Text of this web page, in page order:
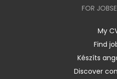
FOR
My
Find
Készíts
Discover